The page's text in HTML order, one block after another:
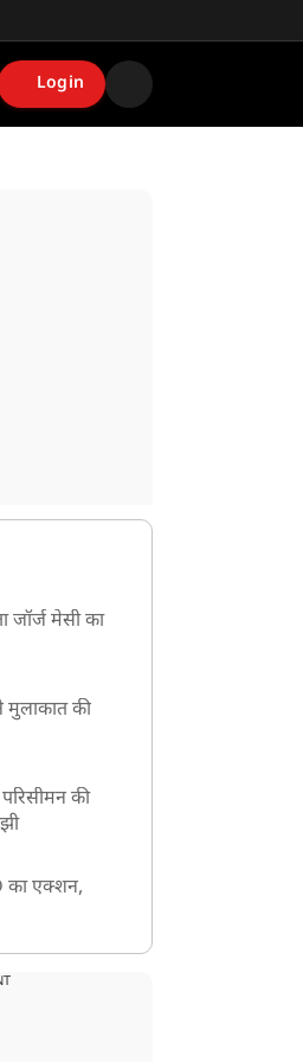
Login
जॉर्ज मेसी का
मुलाकात की
की
का एक्शन,
अमरनाथ